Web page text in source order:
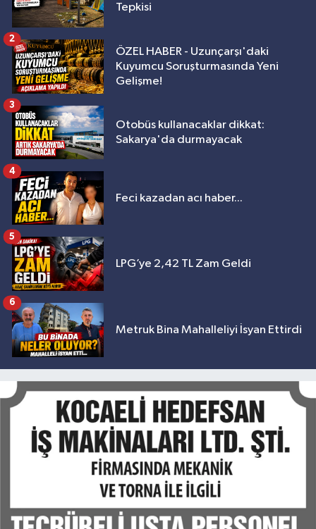
Tepkisi
ÖZEL HABER - Uzunçarşı'daki
Kuyumcu Soruşturmasında Yeni
Gelişme!
2
Otobüs kullanacaklar dikkat:
Sakarya'da durmayacak
3
Feci kazadan acı haber...
4
LPG’ye 2,42 TL Zam Geldi
5
Metruk Bina Mahalleliyi İsyan Ettirdi
6